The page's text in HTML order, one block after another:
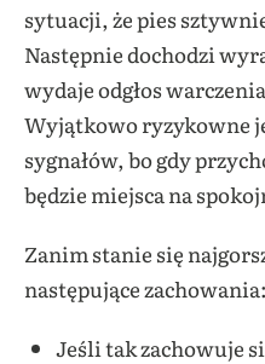
sytuacji, że pies
Następnie dochodzi
wydaje odgłos
Wyjątkowo ryzykowne
sygnałów, bo gdy
będzie miejsca na
Zanim stanie się
następujące zachowania:
Jeśli tak zachowuje